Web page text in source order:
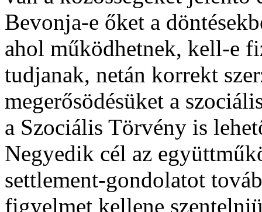
Bevonja-e őket a
ahol működhetnek, kell-e
tudjanak, netán korrekt
megerősödésüket a
a Szociális Törvény is
Negyedik cél az
settlement-gondolatot
figyelmet kellene